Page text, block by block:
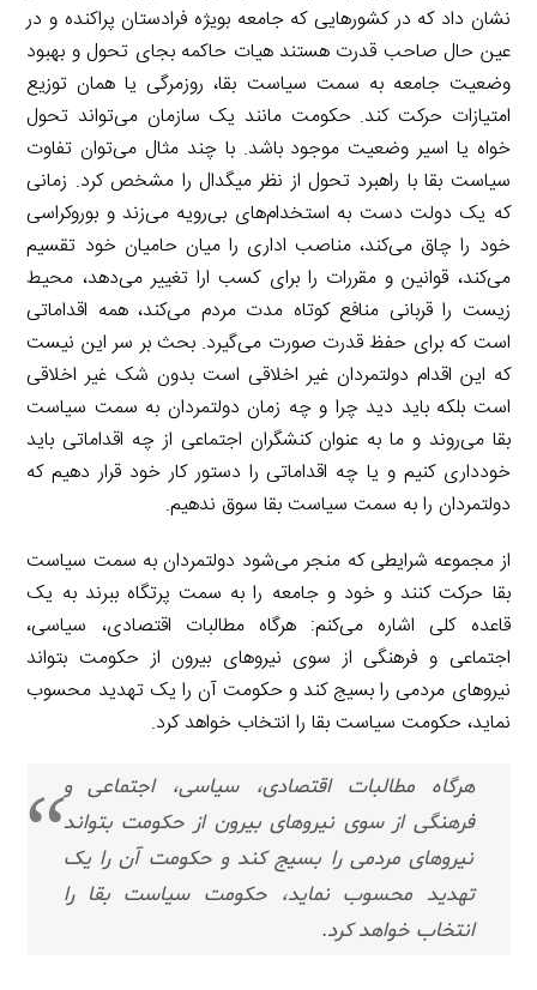
نشان داد که در کشورهایی که جامعه بویژه فرادستان پراکنده و در
عین حال صاحب قدرت هستند هیات حاکمه بجای تحول و بهبود
وضعیت جامعه به سمت سیاست بقا، روزمرگی یا همان توزیع
امتیازات حرکت کند. حکومت مانند یک سازمان می‌تواند تحول
خواه یا اسیر وضعیت موجود باشد. با چند مثال می‌توان تفاوت
سیاست بقا با راهبرد تحول از نظر میگدال را مشخص کرد. زمانی
که یک دولت دست به استخدام‌های بی‌رویه می‌زند و بوروکراسی
خود را چاق می‌کند، مناصب اداری را میان حامیان خود تقسیم
می‌کند، قوانین و مقررات را برای کسب ارا تغییر می‌دهد، محیط
زیست را قربانی منافع کوتاه مدت مردم می‌کند، همه اقداماتی
است که برای حفظ قدرت صورت می‌گیرد. بحث بر سر این نیست
که این اقدام دولتمردان غیر اخلاقی است بدون شک غیر اخلاقی
است بلکه باید دید چرا و چه زمان دولتمردان به سمت سیاست
بقا می‌روند و ما به عنوان کنشگران اجتماعی از چه اقداماتی باید
خودداری کنیم و یا چه اقداماتی را دستور کار خود قرار دهیم که
دولتمردان را به سمت سیاست بقا سوق ندهیم.
از مجموعه شرایطی که منجر می‌شود دولتمردان به سمت سیاست
بقا حرکت کنند و خود و جامعه را به سمت پرتگاه ببرند به یک
قاعده کلی اشاره می‌کنم: هرگاه مطالبات اقتصادی، سیاسی،
اجتماعی و فرهنگی از سوی نیروهای بیرون از حکومت بتواند
نیروهای مردمی را بسیج کند و حکومت آن را یک تهدید محسوب
نماید، حکومت سیاست بقا را انتخاب خواهد کرد.
هرگاه مطالبات اقتصادی، سیاسی، اجتماعی و
فرهنگی از سوی نیروهای بیرون از حکومت بتواند
نیروهای مردمی را بسیج کند و حکومت آن را یک
تهدید محسوب نماید، حکومت سیاست بقا را
انتخاب خواهد کرد.